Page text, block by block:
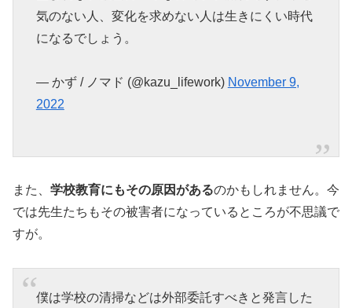
気のない人、変化を求めない人は生きにくい時代
になるでしょう。
— かず / ノマド (@kazu_lifework) November 9,
2022
また、 学校教育にもその原因があるのかもしれません。今
では先生たちもその被害者になっているところが不思議で
すが。
僕は学校の清掃などは外部委託すべきと発言した